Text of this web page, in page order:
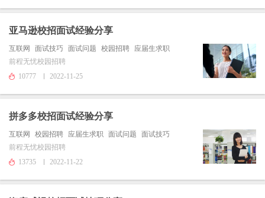
亚马逊校招面试经验分享
互联网 面试技巧 面试问题 校园招聘
应届生求职
前程无忧校园招聘
10777
2022-11-25
拼多多校招面试经验分享
互联网 校园招聘 应届生求职 面试问题
面试技巧
前程无忧校园招聘
13735
2022-11-22